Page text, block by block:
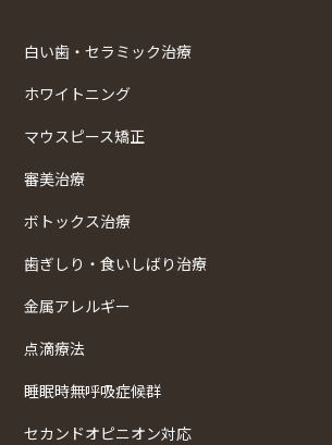
白い歯・セラミック治療
ホワイトニング
マウスピース矯正
審美治療
ボトックス治療
歯ぎしり・食いしばり治療
金属アレルギー
点滴療法
睡眠時無呼吸症候群
セカンドオピニオン対応